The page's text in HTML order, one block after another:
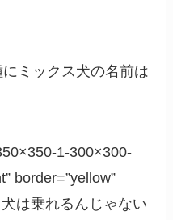
ミックス犬の名前は
1-300×300-
border=”yellow”
は乗れるんじゃない